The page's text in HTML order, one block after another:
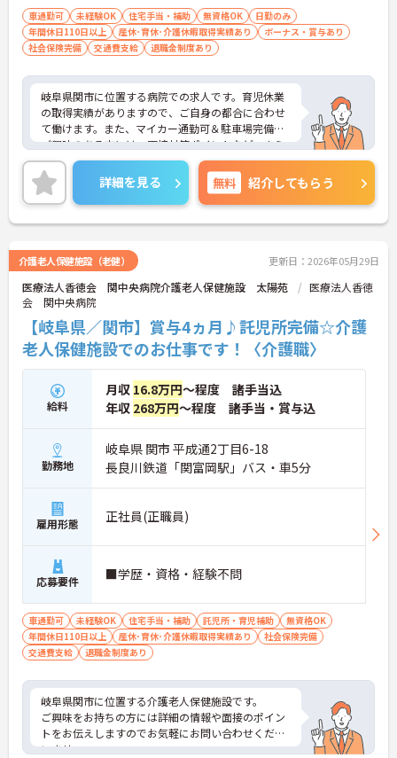
しやすく、初任者研修や実務者研修からでも着実に
専門性を高められます
＜残業月7時間以下で身体の負担を軽減！＞
・常勤で働くスタッフの比率が90パーセント以上と
高く、急なシフト変更や無理な長時間勤務が発生し
にくい人員体制です
・訪問スケジュールに沿って施設内でのケアを行う
ため、月平均の残業時間は5時間から7時間程度とか
なり少なめに抑えられます
・夜勤明けの翌日は原則としてお休みとなるシフト
編成が組まれており、しっかりと休息を取りながら
長期的な就業が可能です
＜評価制度でキャリアアップ＞
ーションを維持できます
・年次を問わずリーダーや主任などのマネジメント
職へ昇格する事例も多数あり、腰を据えて長期的な
キャリア形成が可能です
車通勤可 未経験OK 住宅手当・補助 無資格OK
日勤のみ
年間休日110日以上
産休･育休･介護休暇取得実績あり
ボーナス・賞与あり
社会保険完備
交通費支給 退職金制度あり
岐阜県関市に位置する病院での求人です。育児休業
の取得実績がありますので、ご自身の都合に合わせ
て働けます。また、マイカー通勤可＆駐車場完備♪
ご興味のある方には、面接対策ポイントなど、さら
に詳細をご案内しますのでお気軽にご相談くださ
い！
詳細を見る 無料 紹介してもらう
介護老人保健施設（老健） 更新日：2026年05月29日
医療法人香徳会 関中央病院介護老人保健施設 太陽苑
医療法人香徳
会 関中央病院
【岐阜県／関市】賞与4ヵ月♪託児所完備☆介護
老人保健施設でのお仕事です！〈介護職〉
給料
月収 16.8万円～程度 諸手当込
年収 268万円～程度 諸手当・賞与込
勤務地
岐阜県 関市 平成通2丁目6-18
長良川鉄道「関富岡駅」バス・車5分
雇用形態 正社員(正職員)
応募要件 ■学歴・資格・経験不問
車通勤可 未経験OK 住宅手当・補助 託児所・育児補助
無資格OK
年間休日110日以上
産休･育休･介護休暇取得実績あり
社会保険完備
交通費支給
退職金制度あり
岐阜県関市に位置する介護老人保健施設です。
ご興味をお持ちの方には詳細の情報や面接のポイン
トをお伝えしますのでお気軽にお問い合わせくださ
いませ。